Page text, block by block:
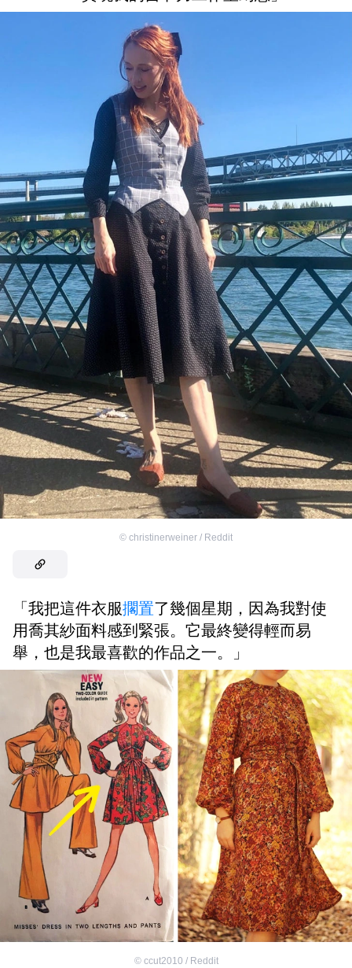
© christinerweiner / Reddit
「我把這件衣服擱置了幾個星期，因為我對使
用喬其紗面料感到緊張。它最終變得輕而易
舉，也是我最喜歡的作品之一。」
© ccut2010 / Reddit